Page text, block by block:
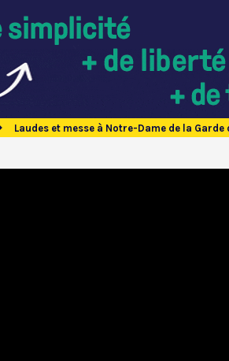
Laudes et messe à Notre-Dame de la Garde